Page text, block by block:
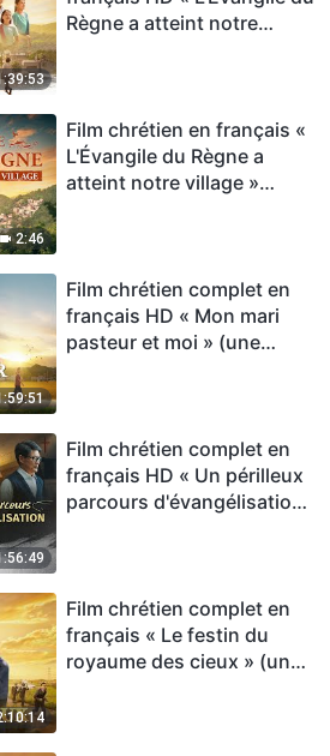
Règne a atteint notre
2:46
Film chrétien en français «
L'Évangile du Règne a
atteint notre village »
Film chrétien complet en
français HD « Mon mari
pasteur et moi » (une
Film chrétien complet en
français HD « Un périlleux
parcours d'évangélisation
Film chrétien complet en
français « Le festin du
royaume des cieux » (une